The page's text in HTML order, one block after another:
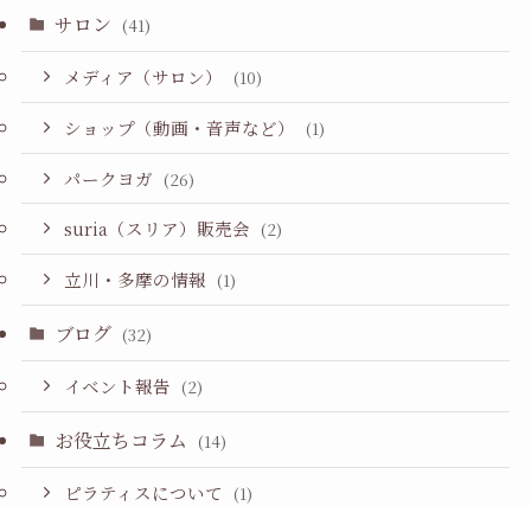
サロン (41)
メディア（サロン） (10)
ショップ（動画・音声など） (1)
パークヨガ (26)
suria（スリア）販売会 (2)
立川・多摩の情報 (1)
ブログ (32)
イベント報告 (2)
お役立ちコラム (14)
ピラティスについて (1)